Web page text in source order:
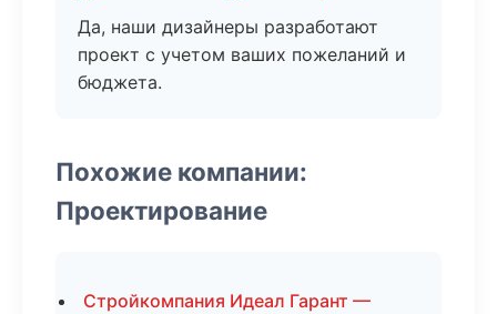
Да, наши дизайнеры разработают
проект с учетом ваших пожеланий и
бюджета.
Похожие компании:
Проектирование
Стройкомпания Идеал Гарант —